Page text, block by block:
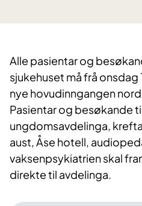
Alle pasientar og
sjukehuset må frå
nye hovudinngangen
Pasientar og besøkande
ungdomsavdelinga,
aust, Åse hotell,
vaksenpsykiatrien skal
direkte til avdelinga.